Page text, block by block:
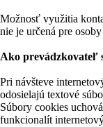
Možnosť využitia
nie je určená pre
Ako prevádzkovateľ
Pri návšteve
odosielajú textové
Súbory cookies
funkcionalít